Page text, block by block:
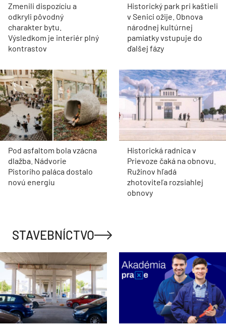
Zmenili dispozíciu a
odkryli pôvodný
charakter bytu.
Výsledkom je interiér plný
kontrastov
Historický park pri kaštieli
v Senici ožije. Obnova
národnej kultúrnej
pamiatky vstupuje do
ďalšej fázy
Pod asfaltom bola vzácna
dlažba. Nádvorie
Pistoriho paláca dostalo
novú energiu
Historická radnica v
Prievoze čaká na obnovu.
Ružinov hľadá
zhotoviteľa rozsiahlej
obnovy
STAVEBNÍCTVO